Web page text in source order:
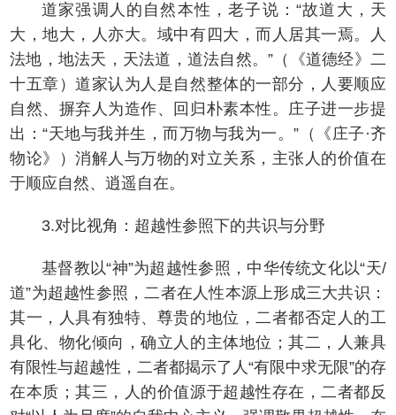
道家强调人的自然本性，老子说：“故道大，天
大，地大，人亦大。域中有四大，而人居其一焉。人
法地，地法天，天法道，道法自然。”（《道德经》二
十五章）道家认为人是自然整体的一部分，人要顺应
自然、摒弃人为造作、回归朴素本性。庄子进一步提
出：“天地与我并生，而万物与我为一。”（《庄子·齐
物论》）消解人与万物的对立关系，主张人的价值在
于顺应自然、逍遥自在。
3.对比视角：超越性参照下的共识与分野
基督教以“神”为超越性参照，中华传统文化以“天/
道”为超越性参照，二者在人性本源上形成三大共识：
其一，人具有独特、尊贵的地位，二者都否定人的工
具化、物化倾向，确立人的主体地位；其二，人兼具
有限性与超越性，二者都揭示了人“有限中求无限”的存
在本质；其三，人的价值源于超越性存在，二者都反